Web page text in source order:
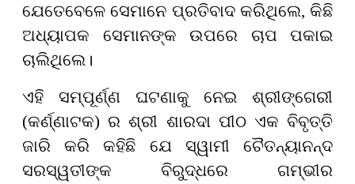
ଯେତେବେଳେ ସେମାନେ ପ୍ରତିବାଦ କରିଥିଲେ, କିଛି
ଅଧ୍ୟାପକ ସେମାନଙ୍କ ଉପରେ ଚାପ ପକାଇ
ଚାଲିଥିଲେ।
ଏହି ସମ୍ପୂର୍ଣ୍ଣ ଘଟଣାକୁ ନେଇ ଶ୍ରୀଙ୍ଗେରୀ
(କର୍ଣ୍ଣାଟକ) ର ଶ୍ରୀ ଶାରଦା ପୀଠ ଏକ ବିବୃତ୍ତି
ଜାରି କରି କହିଛି ଯେ ସ୍ୱାମୀ ଚୈତନ୍ୟାନନ୍ଦ
ସରସ୍ୱତୀଙ୍କ ବିରୁଦ୍ଧରେ ଗମ୍ଭୀର